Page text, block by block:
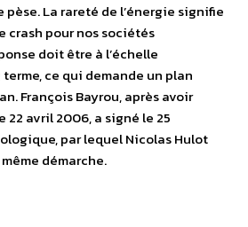
La rareté de l’énergie signifie
crash pour nos sociétés
doit être à l’échelle
ce qui demande un plan
François Bayrou, après avoir
avril 2006, a signé le 25
par lequel Nicolas Hulot
démarche.